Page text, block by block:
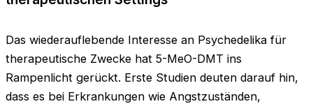
Das wiederauflebende Interesse an Psychedelika für
therapeutische Zwecke hat 5-MeO-DMT ins
Rampenlicht gerückt. Erste Studien deuten darauf hin,
dass es bei Erkrankungen wie Angstzuständen,